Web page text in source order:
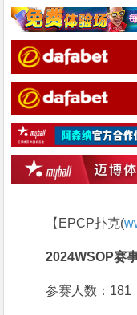
【EPCP扑克(
2024WSOP赛
参赛人数：181